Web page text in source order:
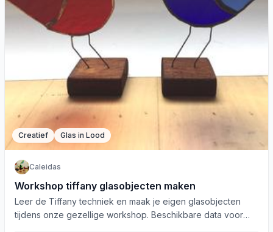
Creatief Glas in Lood
Caleidas
Workshop tiffany glasobjecten maken
Leer de Tiffany techniek en maak je eigen glasobjecten
tijdens onze gezellige workshop. Beschikbare data voor